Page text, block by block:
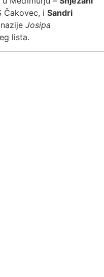
Čakovec, i Sandri
Josipa
lista.